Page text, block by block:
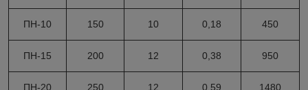
ПН-10 150 10 0,18 450
ПН-15 200 12 0,38 950
ПН-20 250 12 0,59 1480